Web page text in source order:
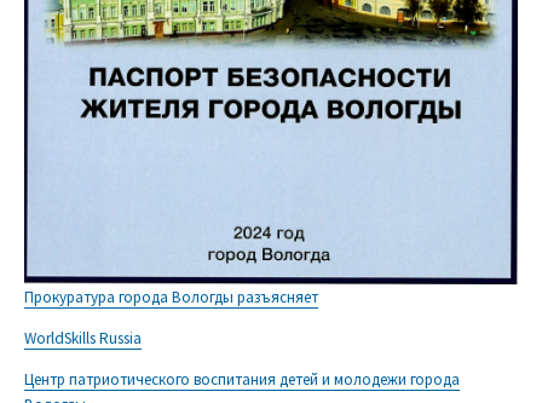
Прокуратура города Вологды разъясняет
WorldSkills Russia
Центр патриотического воспитания детей и молодежи города